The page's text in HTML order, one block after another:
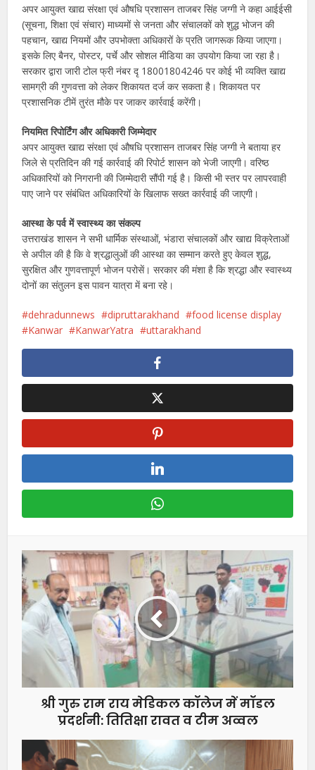
अपर आयुक्त खाद्य संरक्षा एवं औषधि प्रशासन ताजबर सिंह जग्गी ने कहा आईईसी
(सूचना, शिक्षा एवं संचार) माध्यमों से जनता और संचालकों को शुद्ध भोजन की
पहचान, खाद्य नियमों और उपभोक्ता अधिकारों के प्रति जागरूक किया जाएगा।
इसके लिए बैनर, पोस्टर, पर्चे और सोशल मीडिया का उपयोग किया जा रहा है।
सरकार द्वारा जारी टोल फ्री नंबर दृ 18001804246 पर कोई भी व्यक्ति खाद्य
सामग्री की गुणवत्ता को लेकर शिकायत दर्ज कर सकता है। शिकायत पर
प्रशासनिक टीमें तुरंत मौके पर जाकर कार्रवाई करेंगी।
नियमित रिपोर्टिंग और अधिकारी जिम्मेदार
अपर आयुक्त खाद्य संरक्षा एवं औषधि प्रशासन ताजबर सिंह जग्गी ने बताया हर
जिले से प्रतिदिन की गई कार्रवाई की रिपोर्ट शासन को भेजी जाएगी। वरिष्ठ
अधिकारियों को निगरानी की जिम्मेदारी सौंपी गई है। किसी भी स्तर पर लापरवाही
पाए जाने पर संबंधित अधिकारियों के खिलाफ सख्त कार्रवाई की जाएगी।
आस्था के पर्व में स्वास्थ्य का संकल्प
उत्तराखंड शासन ने सभी धार्मिक संस्थाओं, भंडारा संचालकों और खाद्य विक्रेताओं
से अपील की है कि वे श्रद्धालुओं की आस्था का सम्मान करते हुए केवल शुद्ध,
सुरक्षित और गुणवत्तापूर्ण भोजन परोसें। सरकार की मंशा है कि श्रद्धा और स्वास्थ्य
दोनों का संतुलन इस पावन यात्रा में बना रहे।
dehradunnews dipruttarakhand
food license display
Kanwar
KanwarYatra uttarakhand
श्री गुरु राम राय मेडिकल कॉलेज में मॉडल
प्रदर्शनी: तितिक्षा रावत व टीम अव्वल